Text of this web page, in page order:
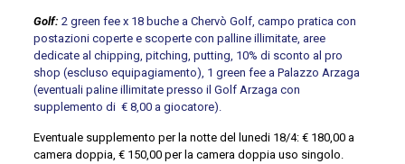
Golf: 2 green fee x 18 buche a Chervò Golf, campo pratica con
postazioni coperte e scoperte con palline illimitate, aree
dedicate al chipping, pitching, putting, 10% di sconto al pro
shop (escluso equipagiamento), 1 green fee a Palazzo Arzaga
(eventuali paline illimitate presso il Golf Arzaga con
supplemento di € 8,00 a giocatore).
Eventuale supplemento per la notte del lunedi 18/4: € 180,00 a
camera doppia, € 150,00 per la camera doppia uso singolo.